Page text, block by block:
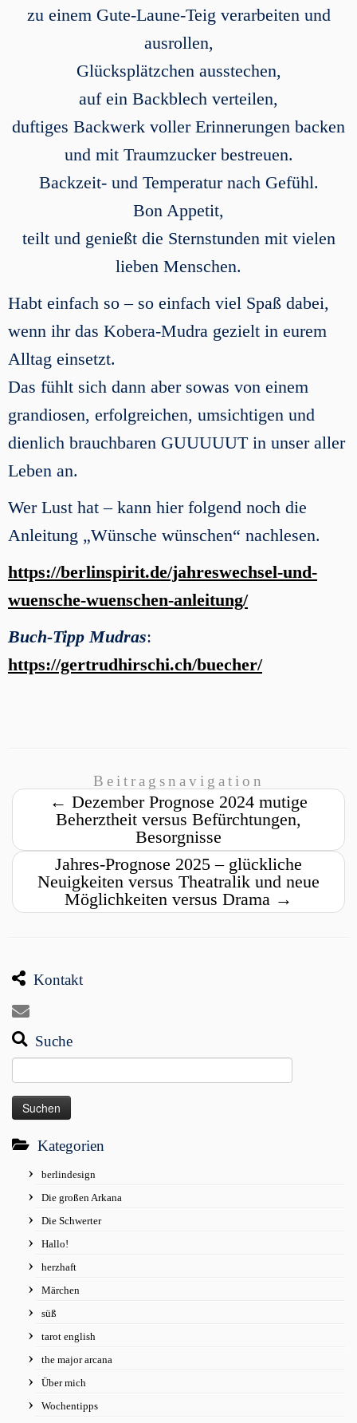
zu einem Gute-Laune-Teig verarbeiten und
ausrollen,
Glücksplätzchen ausstechen,
auf ein Backblech verteilen,
duftiges Backwerk voller Erinnerungen backen
und mit Traumzucker bestreuen.
Backzeit- und Temperatur nach Gefühl.
Bon Appetit,
teilt und genießt die Sternstunden mit vielen
lieben Menschen.
Habt einfach so – so einfach viel Spaß dabei,
wenn ihr das Kobera-Mudra gezielt in eurem
Alltag einsetzt.
Das fühlt sich dann aber sowas von einem
grandiosen, erfolgreichen, umsichtigen und
dienlich brauchbaren GUUUUUT in unser aller
Leben an.
Wer Lust hat – kann hier folgend noch die
Anleitung „Wünsche wünschen“ nachlesen.
https://berlinspirit.de/jahreswechsel-und-
wuensche-wuenschen-anleitung/
Buch-Tipp Mudras:
https://gertrudhirschi.ch/buecher/
Beitragsnavigation
← Dezember Prognose 2024 mutige
Beherztheit versus Befürchtungen,
Besorgnisse
Jahres-Prognose 2025 – glückliche
Neuigkeiten versus Theatralik und neue
Möglichkeiten versus Drama →
Kontakt
Suche
nach:
Kategorien
berlindesign
Die großen Arkana
Die Schwerter
Hallo!
herzhaft
Märchen
süß
tarot english
the major arcana
Über mich
Wochentipps